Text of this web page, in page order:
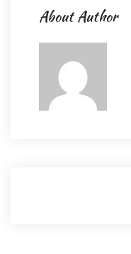
About Author